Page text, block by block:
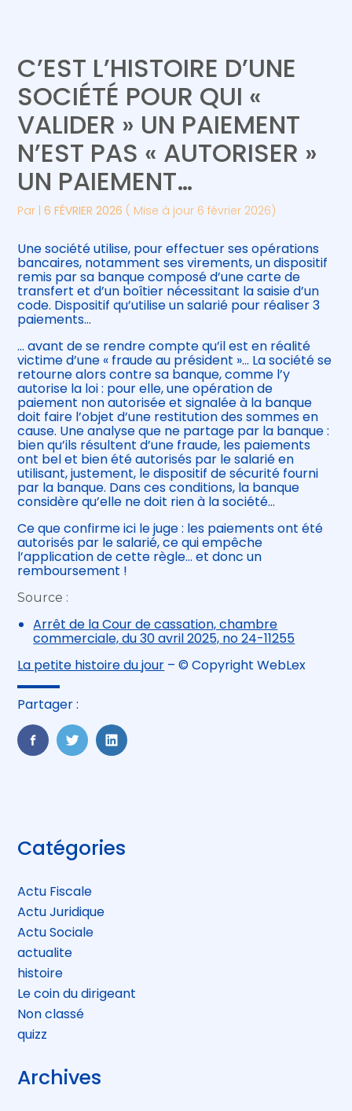
Gérer votre quotidien
Piloter votre entreprise
Développer votre entreprise
Construire votre patrimoine
Être prêt pour la facturation
électronique
Suivre votre comptabilité
Gérer vos ressources humaines
C’EST L’HISTOIRE D’UNE
SOCIÉTÉ POUR QUI «
VALIDER » UN PAIEMENT
N’EST PAS « AUTORISER »
UN PAIEMENT…
Par |6 FÉVRIER 2026 ( Mise à jour 6 février 2026)
Une société utilise, pour effectuer ses opérations
bancaires, notamment ses virements, un dispositif
remis par sa banque composé d’une carte de
transfert et d’un boîtier nécessitant la saisie d’un
code. Dispositif qu’utilise un salarié pour réaliser 3
paiements…
… avant de se rendre compte qu’il est en réalité
victime d’une « fraude au président »… La société se
retourne alors contre sa banque, comme l’y
autorise la loi : pour elle, une opération de
paiement non autorisée et signalée à la banque
doit faire l’objet d’une restitution des sommes en
cause. Une analyse que ne partage par la banque :
bien qu’ils résultent d’une fraude, les paiements
ont bel et bien été autorisés par le salarié en
utilisant, justement, le dispositif de sécurité fourni
par la banque. Dans ces conditions, la banque
considère qu’elle ne doit rien à la société…
Ce que confirme ici le juge : les paiements ont été
autorisés par le salarié, ce qui empêche
l’application de cette règle… et donc un
remboursement !
Source :
Arrêt de la Cour de cassation, chambre
commerciale, du 30 avril 2025, no 24-11255
La petite histoire du jour – © Copyright WebLex
Partager :
FaceBook
TwitterLinkedIn
Blog
sidebar
Catégories
Actu Fiscale
Actu Juridique
Actu Sociale
actualite
histoire
Le coin du dirigeant
Non classé
quizz
Archives